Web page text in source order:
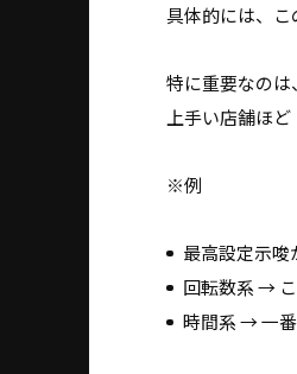
具体的には、こ
特に重要なのは
上手い店舗ほ
※例
最高設定示唆
回転数系 →
時間系 → 一